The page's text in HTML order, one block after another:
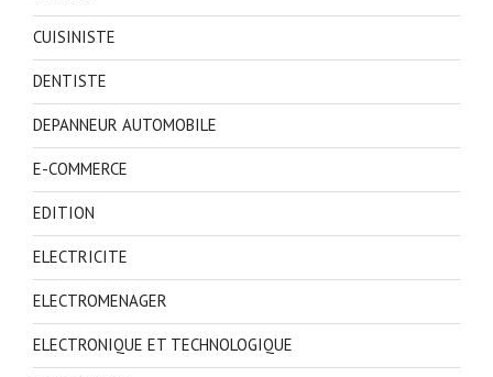
CUISINISTE
DENTISTE
DEPANNEUR AUTOMOBILE
E-COMMERCE
EDITION
ELECTRICITE
ELECTROMENAGER
ELECTRONIQUE ET TECHNOLOGIQUE